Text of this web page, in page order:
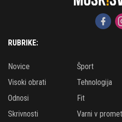
RUBRIKE:
Novice Šport
Visoki obrati
Tehnologija
Odnosi
Fit
Skrivnosti
Varni v